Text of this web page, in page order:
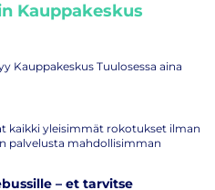
Kauppakeskus
Kauppakeskus Tuulosessa aina
kaikki yleisimmät rokotukset ilman
palvelusta mahdollisimman
– et tarvitse